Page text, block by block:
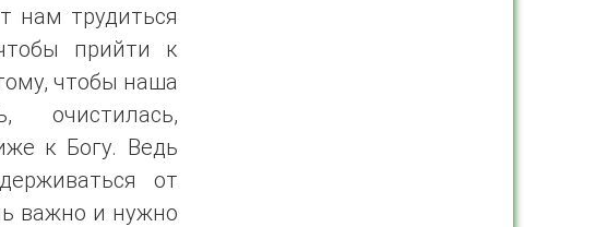
нам трудиться
прийти к
чтобы наша
к Богу. Ведь
от
важно и нужно